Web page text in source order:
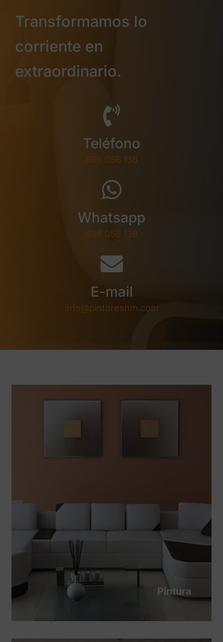
Transformamos lo
corriente en
extraordinario.
Teléfono
696 056 138
Whatsapp
696 056 138
E-mail
info@pintoreshm.com
Pintura